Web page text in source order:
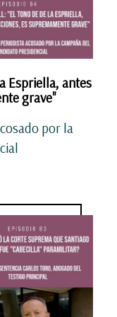
Espriella, antes
grave"
por la